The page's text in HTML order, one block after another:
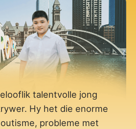
talentvolle jong
Hy het die enorme
probleme met